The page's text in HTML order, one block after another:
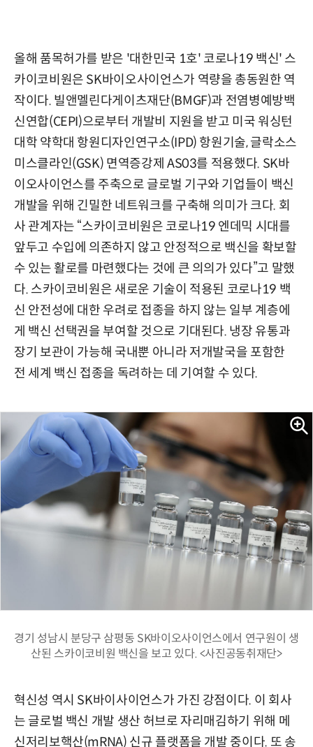
올해 품목허가를 받은 '대한민국 1호' 코로나19 백신' 스
카이코비원은 SK바이오사이언스가 역량을 총동원한 역
작이다. 빌앤멜린다게이츠재단(BMGF)과 전염병예방백
신연합(CEPI)으로부터 개발비 지원을 받고 미국 워싱턴
대학 약학대 항원디자인연구소(IPD) 항원기술, 글락소스
미스클라인(GSK) 면역증강제 AS03를 적용했다. SK바
이오사이언스를 주축으로 글로벌 기구와 기업들이 백신
개발을 위해 긴밀한 네트워크를 구축해 의미가 크다. 회
사 관계자는 “스카이코비원은 코로나19 엔데믹 시대를
앞두고 수입에 의존하지 않고 안정적으로 백신을 확보할
수 있는 활로를 마련했다는 것에 큰 의의가 있다”고 말했
다. 스카이코비원은 새로운 기술이 적용된 코로나19 백
신 안전성에 대한 우려로 접종을 하지 않는 일부 계층에
게 백신 선택권을 부여할 것으로 기대된다. 냉장 유통과
장기 보관이 가능해 국내뿐 아니라 저개발국을 포함한
전 세계 백신 접종을 독려하는 데 기여할 수 있다.
경기 성남시 분당구 삼평동 SK바이오사이언스에서 연구원이 생
산된 스카이코비원 백신을 보고 있다. <사진공동취재단>
혁신성 역시 SK바이사이언스가 가진 강점이다. 이 회사
는 글로벌 백신 개발 생산 허브로 자리매김하기 위해 메
신저리보핵산(mRNA) 신규 플랫폼을 개발 중이다. 또 송